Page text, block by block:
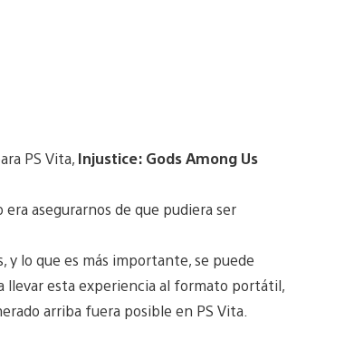
PS Vita, Injustice: Gods Among Us
asegurarnos de que pudiera ser
y lo que es más importante, se puede
llevar esta experiencia al formato portátil,
arriba fuera posible en PS Vita.